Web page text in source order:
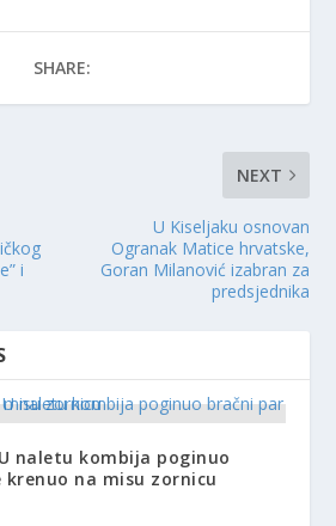
SHARE:
i
NEXT
U Kiseljaku osnovan
Ogranak Matice hrvatske,
Goran Milanović izabran za
predsjednika
U naletu kombija poginuo
na misu zornicu